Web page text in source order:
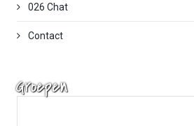
026 Chat
Contact
Groepen